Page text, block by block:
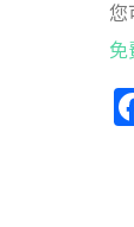
您
免